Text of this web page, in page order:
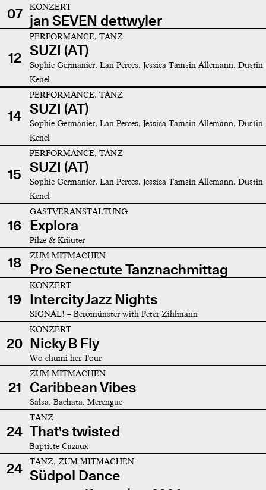
07
KONZERT
jan SEVEN dettwyler
12
PERFORMANCE, TANZ
SUZI (AT)
Sophie Germanier, Lan Perces, Jessica Tamsin Allemann, Dustin
Kenel
14
PERFORMANCE, TANZ
SUZI (AT)
Sophie Germanier, Lan Perces, Jessica Tamsin Allemann, Dustin
Kenel
15
PERFORMANCE, TANZ
SUZI (AT)
Sophie Germanier, Lan Perces, Jessica Tamsin Allemann, Dustin
Kenel
16
GASTVERANSTALTUNG
Explora
Pilze & Kräuter
18 ZUM MITMACHEN
Pro Senectute Tanznachmittag
19
KONZERT
Intercity Jazz Nights
SIGNAL! – Beromünster with Peter Zihlmann
20
KONZERT
Nicky B Fly
Wo chumi her Tour
21
ZUM MITMACHEN
Caribbean Vibes
Salsa, Bachata, Merengue
24
TANZ
That's twisted
Baptiste Cazaux
24 TANZ, ZUM MITMACHEN
Südpol Dance